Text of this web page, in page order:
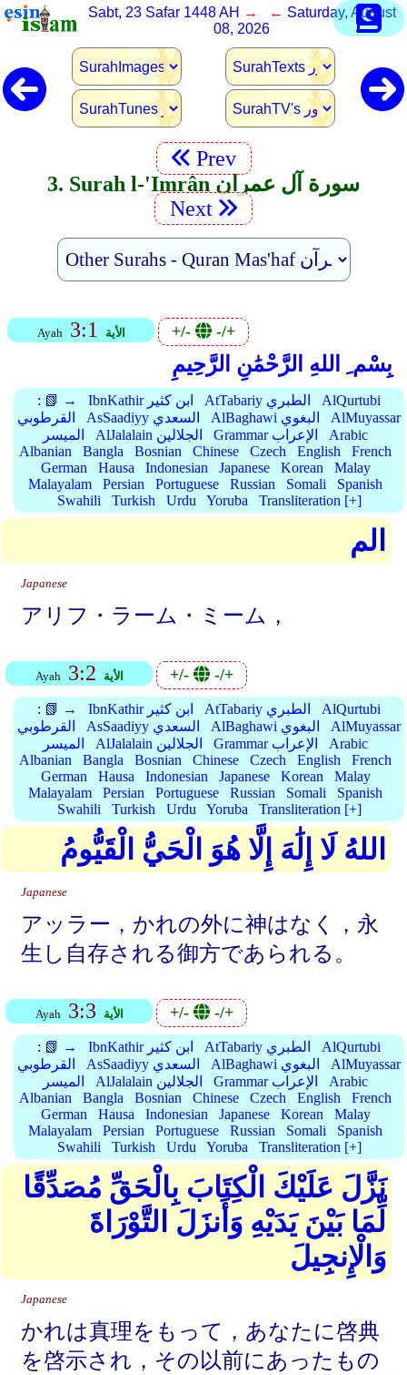
Sabt, 23 Safar 1448 AH → ← Saturday, August
08, 2026
Prev
3. Surah l-'Imrân سورة آل عمران
Next
Ayah 3:1 الأية +/- -/+
بِسْم ِ اللهِ الرَّحْمَٰنِ الرَّحِيمِ
: 📗 → IbnKathir ابن كثير AtTabariy الطبري
AlQurtubi
القرطوبي
AsSaadiyy السعدي AlBaghawi البغوي
AlMuyassar
الميسر
AlJalalain الجلالين Grammar الإعراب
Arabic
Albanian
Bangla Bosnian Chinese Czech English
French
German
Hausa Indonesian Japanese Korean
Malay
Malayalam
Persian Portuguese Russian Somali
Spanish
Swahili
Turkish Urdu Yoruba Transliteration [+]
الم
Japanese
アリフ・ラーム・ミーム，
Ayah 3:2 الأية +/- -/+
: 📗 → IbnKathir ابن كثير AtTabariy الطبري
AlQurtubi
القرطوبي
AsSaadiyy السعدي AlBaghawi البغوي
AlMuyassar
الميسر
AlJalalain الجلالين Grammar الإعراب
Arabic
Albanian
Bangla Bosnian Chinese Czech English
French
German
Hausa Indonesian Japanese Korean
Malay
Malayalam
Persian Portuguese Russian Somali
Spanish
Swahili
Turkish Urdu Yoruba Transliteration [+]
اللهُ لَا إِلَٰهَ إِلَّا هُوَ الْحَيُّ الْقَيُّومُ
Japanese
アッラー，かれの外に神はなく，永
生し自存される御方であられる。
Ayah 3:3 الأية +/- -/+
: 📗 → IbnKathir ابن كثير AtTabariy الطبري
AlQurtubi
القرطوبي
AsSaadiyy السعدي AlBaghawi البغوي
AlMuyassar
الميسر
AlJalalain الجلالين Grammar الإعراب
Arabic
Albanian
Bangla Bosnian Chinese Czech English
French
German
Hausa Indonesian Japanese Korean
Malay
Malayalam
Persian Portuguese Russian Somali
Spanish
Swahili
Turkish Urdu Yoruba Transliteration [+]
نَزَّلَ عَلَيْكَ الْكِتَابَ بِالْحَقِّ مُصَدِّقًا
لِّمَا بَيْنَ يَدَيْهِ وَأَنزَلَ التَّوْرَاةَ
وَالْإِنجِيلَ
Japanese
かれは真理をもって，あなたに啓典
を啓示され，その以前にあったもの